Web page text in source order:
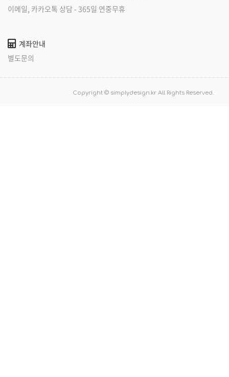
이메일, 카카오톡 상담 - 365일 연중무휴
계좌안내
별도문의
Copyright © simplydesign.kr All Rights Reserved.